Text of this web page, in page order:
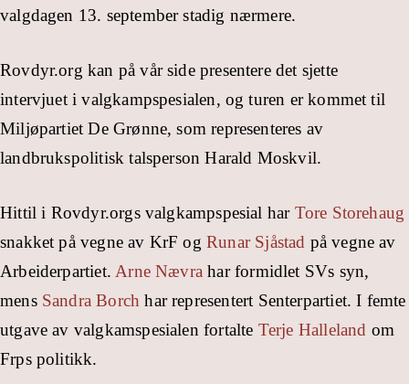
valgdagen 13. september stadig nærmere.
Rovdyr.org kan på vår side presentere det sjette
intervjuet i valgkampspesialen, og turen er kommet til
Miljøpartiet De Grønne, som representeres av
landbrukspolitisk talsperson Harald Moskvil.
Hittil i Rovdyr.orgs valgkampspesial har Tore Storehaug
snakket på vegne av KrF ogRunar Sjåstad på vegne av
Arbeiderpartiet. Arne Nævrahar formidlet SVs syn,
mens Sandra Borch har representert Senterpartiet. I femte
utgave av valgkamspesialen fortalte Terje Halleland om
Frps politikk.